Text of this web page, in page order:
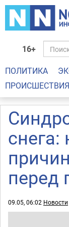
16+
ПОЛИТИКА
ПРОИСШЕСТВИЯ
перед
09.05, 06:02 Новости